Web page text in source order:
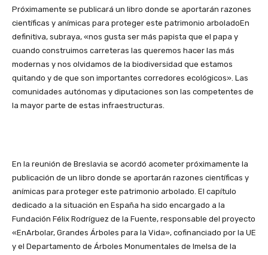
Próximamente se publicará un libro donde se aportarán razones
científicas y anímicas para proteger este patrimonio arboladoEn
definitiva, subraya, «nos gusta ser más papista que el papa y
cuando construimos carreteras las queremos hacer las más
modernas y nos olvidamos de la biodiversidad que estamos
quitando y de que son importantes corredores ecológicos». Las
comunidades autónomas y diputaciones son las competentes de
la mayor parte de estas infraestructuras.
En la reunión de Breslavia se acordó acometer próximamente la
publicación de un libro donde se aportarán razones científicas y
anímicas para proteger este patrimonio arbolado. El capítulo
dedicado a la situación en España ha sido encargado a la
Fundación Félix Rodríguez de la Fuente, responsable del proyecto
«EnArbolar, Grandes Árboles para la Vida», cofinanciado por la UE
y el Departamento de Árboles Monumentales de Imelsa de la